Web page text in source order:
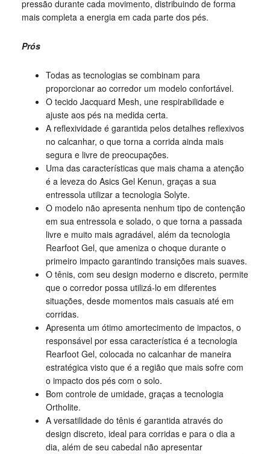
pressão durante cada movimento, distribuindo de forma
mais completa a energia em cada parte dos pés.
Prós
Todas as tecnologias se combinam para
proporcionar ao corredor um modelo confortável.
O tecido Jacquard Mesh, une respirabilidade e
ajuste aos pés na medida certa.
A reflexividade é garantida pelos detalhes reflexivos
no calcanhar, o que torna a corrida ainda mais
segura e livre de preocupações.
Uma das características que mais chama a atenção
é a leveza do Asics Gel Kenun, graças a sua
entressola utilizar a tecnologia Solyte.
O modelo não apresenta nenhum tipo de contenção
em sua entressola e solado, o que torna a passada
livre e muito mais agradável, além da tecnologia
Rearfoot Gel, que ameniza o choque durante o
primeiro impacto garantindo transições mais suaves.
O tênis, com seu design moderno e discreto, permite
que o corredor possa utilizá-lo em diferentes
situações, desde momentos mais casuais até em
corridas.
Apresenta um ótimo amortecimento de impactos, o
responsável por essa característica é a tecnologia
Rearfoot Gel, colocada no calcanhar de maneira
estratégica visto que é a região que mais sofre com
o impacto dos pés com o solo.
Bom controle de umidade, graças a tecnologia
Ortholite.
A versatilidade do tênis é garantida através do
design discreto, ideal para corridas e para o dia a
dia, além de seu cabedal não apresentar